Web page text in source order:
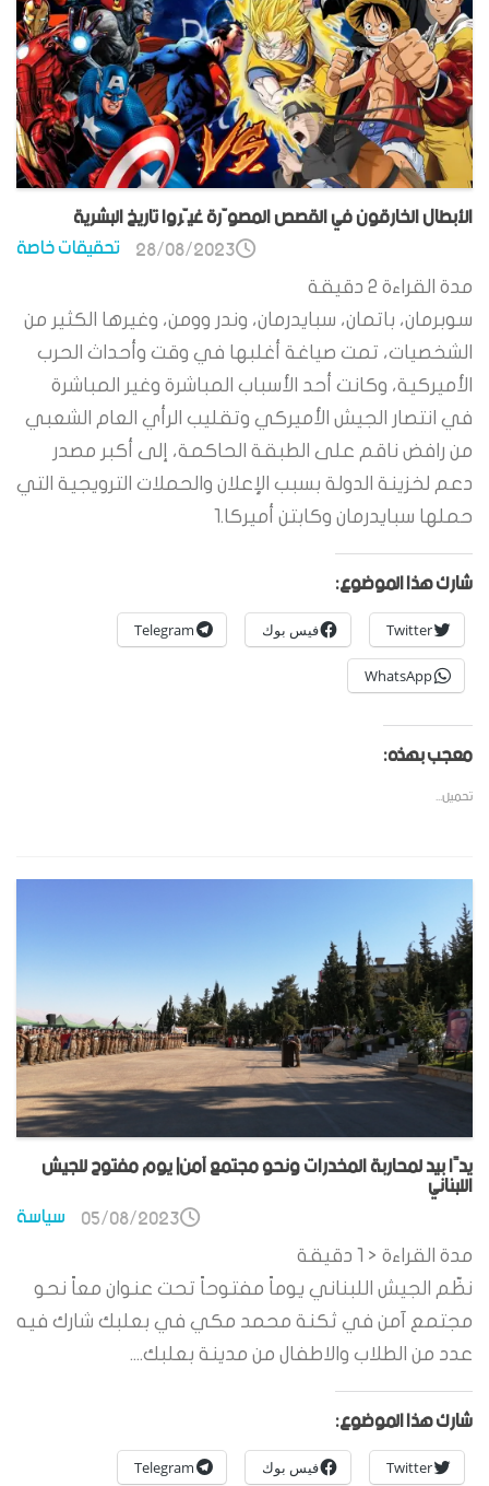
الأبطال الخارقون في القصص المصوّرة غيّروا تاريخ البشرية
تحقيقات خاصة 28/08/2023
مدة القراءة 2 دقيقة
سوبرمان، باتمان، سبايدرمان، وندر وومن، وغيرها الكثير من
الشخصيات، تمت صياغة أغلبها في وقت وأحداث الحرب
الأميركية، وكانت أحد الأسباب المباشرة وغير المباشرة
في انتصار الجيش الأميركي وتقليب الرأي العام الشعبي
من رافض ناقم على الطبقة الحاكمة، إلى أكبر مصدر
دعم لخزينة الدولة بسبب الإعلان والحملات الترويجية التي
حملها سبايدرمان وكابتن أميركا.1
شارك هذا الموضوع:
Twitter فيس بوك Telegram
WhatsApp
معجب بهذه:
تحميل...
يدًا بيد لمحاربة المخدرات ونحو مجتمع آمن| يوم مفتوح للجيش
اللبناني
سياسة 05/08/2023
مدة القراءة < 1
دقيقة
نظّم الجيش اللبناني يوماً مفتوحاً تحت عنوان معاً نحو
مجتمع آمن في ثكنة محمد مكي في بعلبك شارك فيه
عدد من الطلاب والاطفال من مدينة بعلبك....
شارك هذا الموضوع:
Twitter فيس بوك Telegram